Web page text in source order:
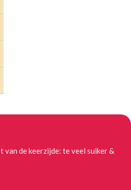
van de keerzijde: te veel suiker &